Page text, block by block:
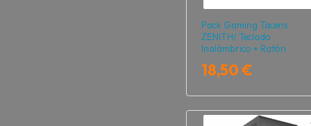
Pack Gaming Tacens
ZENITH/ Teclado
Inalámbrico + Ratón
18,50 €